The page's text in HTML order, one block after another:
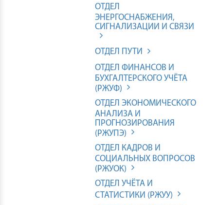
ОТДЕЛ
ЭНЕРГОСНАБЖЕНИЯ,
СИГНАЛИЗАЦИИ И СВЯЗИ
ОТДЕЛ ПУТИ
ОТДЕЛ ФИНАНСОВ И
БУХГАЛТЕРСКОГО УЧЁТА
(РЖУФ)
ОТДЕЛ ЭКОНОМИЧЕСКОГО
АНАЛИЗА И
ПРОГНОЗИРОВАНИЯ
(РЖУПЭ)
ОТДЕЛ КАДРОВ И
СОЦИАЛЬНЫХ ВОПРОСОВ
(РЖУОК)
ОТДЕЛ УЧЁТА И
СТАТИСТИКИ (РЖУУ)